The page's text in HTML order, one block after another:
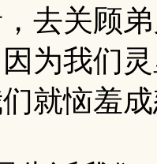
去关顾
为我们
就恼羞